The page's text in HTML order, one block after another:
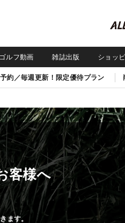
ゴルフ動画 雑誌出版 ショッ
約／毎週更新！限定優待プラン
客様へ
ます。